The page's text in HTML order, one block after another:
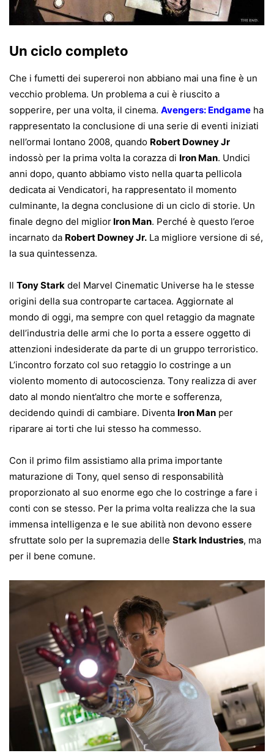
Un ciclo completo
Che i fumetti dei supereroi non abbiano mai una fine è un
vecchio problema. Un problema a cui è riuscito a
sopperire, per una volta, il cinema. Avengers: Endgame ha
rappresentato la conclusione di una serie di eventi iniziati
nell’ormai lontano 2008, quando Robert Downey Jr
indossò per la prima volta la corazza di Iron Man. Undici
anni dopo, quanto abbiamo visto nella quarta pellicola
dedicata ai Vendicatori, ha rappresentato il momento
culminante, la degna conclusione di un ciclo di storie. Un
finale degno del miglior Iron Man. Perché è questo l’eroe
incarnato da Robert Downey Jr. La migliore versione di sé,
la sua quintessenza.
Il Tony Stark del Marvel Cinematic Universe ha le stesse
origini della sua controparte cartacea. Aggiornate al
mondo di oggi, ma sempre con quel retaggio da magnate
dell’industria delle armi che lo porta a essere oggetto di
attenzioni indesiderate da parte di un gruppo terroristico.
L’incontro forzato col suo retaggio lo costringe a un
violento momento di autocoscienza. Tony realizza di aver
dato al mondo nient’altro che morte e sofferenza,
decidendo quindi di cambiare. Diventa Iron Man per
riparare ai torti che lui stesso ha commesso.
Con il primo film assistiamo alla prima importante
maturazione di Tony, quel senso di responsabilità
proporzionato al suo enorme ego che lo costringe a fare i
conti con se stesso. Per la prima volta realizza che la sua
immensa intelligenza e le sue abilità non devono essere
sfruttate solo per la supremazia delle Stark Industries, ma
per il bene comune.